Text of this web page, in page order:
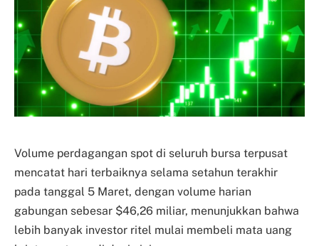
Volume perdagangan spot di seluruh bursa terpusat
mencatat hari terbaiknya selama setahun terakhir
pada tanggal 5 Maret, dengan volume harian
gabungan sebesar $46,26 miliar, menunjukkan bahwa
lebih banyak investor ritel mulai membeli mata uang